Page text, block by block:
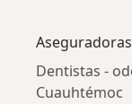
Dentistas -
Cuauhtémoc